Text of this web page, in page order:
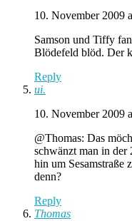
10. November 2009
Samson und Tiffy
Blödefeld blöd. Der
Reply
ui.
10. November 2009
@Thomas: Das
schwänzt man in der
hin um Sesamstraße
denn?
Reply
Thomas